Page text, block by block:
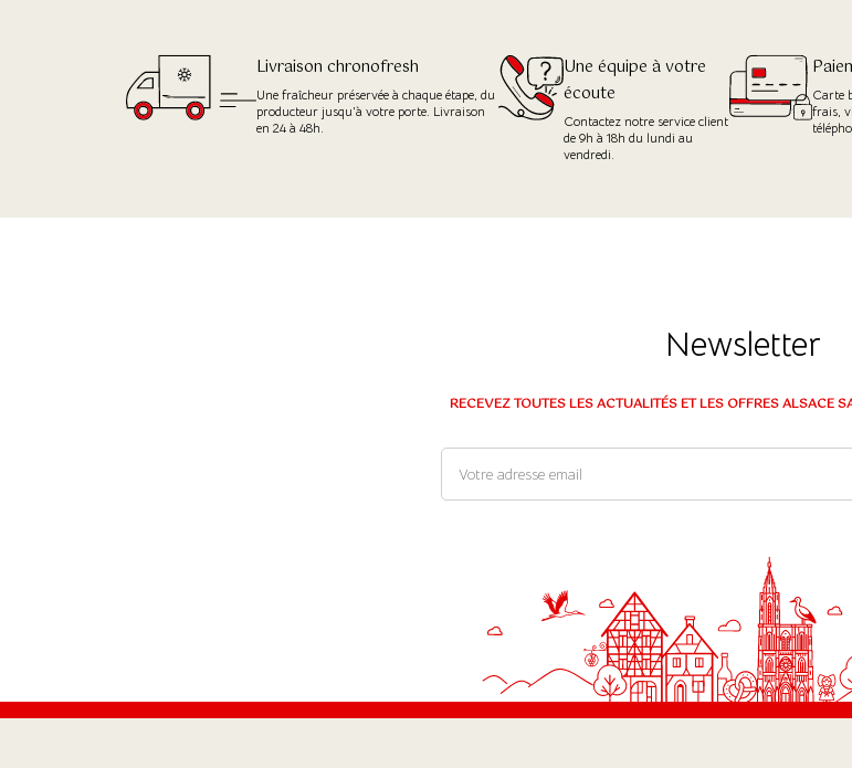
Livraison chronofresh
Une fraîcheur préservée à chaque étape, du
producteur jusqu'à votre porte. Livraison
en 24 à 48h.
Une équipe à votre
écoute
Contactez notre service client
de 9h à 18h du lundi au
vendredi.
Carte
frais,
Newsletter
RECEVEZ TOUTES LES ACTUALITÉS ET LES OFFRES ALSACE